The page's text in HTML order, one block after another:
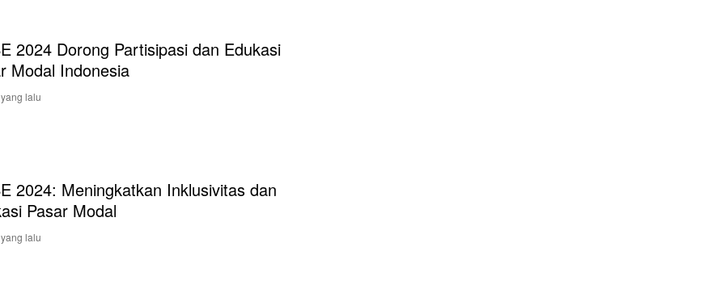
2024 Dorong Partisipasi dan Edukasi
Modal Indonesia
lalu
2024: Meningkatkan Inklusivitas dan
Pasar Modal
lalu